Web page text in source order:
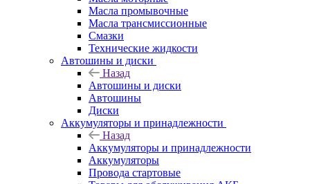
Масла промывочные
Масла трансмиссионные
Смазки
Технические жидкости
Автошины и диски
Назад
Автошины и диски
Автошины
Диски
Аккумуляторы и принадлежности
Назад
Аккумуляторы и принадлежности
Аккумуляторы
Провода стартовые